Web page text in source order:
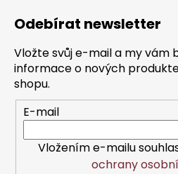
Odebírat newsletter
Vložte svůj e-mail a my vám
informace o nových
shopu.
E-mail
Vložením e-mailu
ochrany